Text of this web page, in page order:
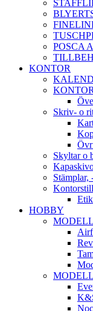
POSCA
KONTOR
Skriv- o
Skyltar o
Stämplar,
HOBBY